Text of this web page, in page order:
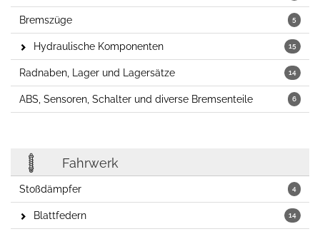
5
Bremszüge
15
Hydraulische Komponenten
14
Radnaben, Lager und Lagersätze
6
ABS, Sensoren, Schalter und diverse Bremsenteile
Fahrwerk
4
Stoßdämpfer
14
Blattfedern